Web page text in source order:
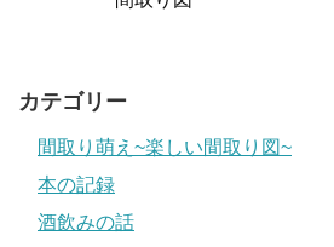
カテゴリー
間取り萌え~楽しい間取り図~
本の記録
酒飲みの話